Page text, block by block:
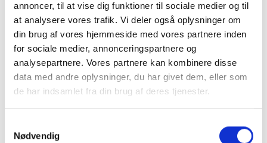
annoncer, til at vise dig funktioner til sociale medier og til
at analysere vores trafik. Vi deler også oplysninger om
din brug af vores hjemmeside med vores partnere inden
for sociale medier, annonceringspartnere og
analysepartnere. Vores partnere kan kombinere disse
data med andre oplysninger, du har givet dem, eller som
de har indsamlet fra din brug af deres tjenester.
Nødvendig
Læs mere
LÆG I KURV
PÅ LAGER